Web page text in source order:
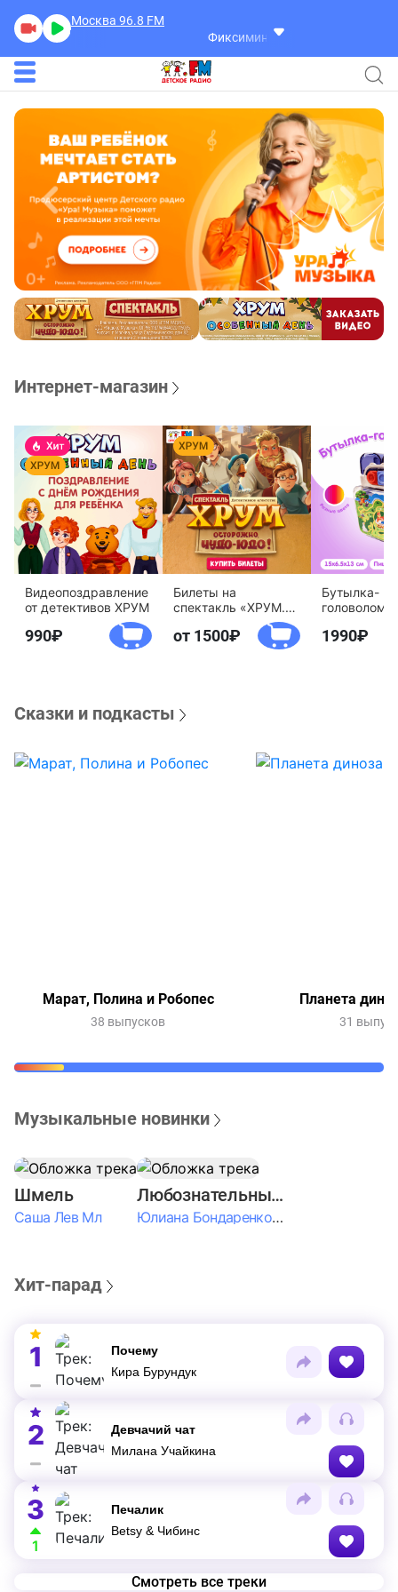
Москва 96.8 FM
Фиксиминутка
Фиксиминутка
Интернет-магазин
Видеопоздравление
от детективов ХРУМ
990
Билеты на
спектакль «ХРУМ.
Осторожно, Чудо-
Юдо!»
от 1500
Бутылка-
агентство
1990
Сказки и подкасты
Марат, Полина и Робопес
38 выпусков
Планета
31
Музыкальные новинки
Шмель
Саша Лев Мл
Любознательные Дети
Юлиана Бондаренко & Амелия Колпакова & Егор Егоров & Валерия Шевченко & Ксюша Косичкина
Хит-парад
1
Почему
Кира Бурундук
2
Девчачий чат
Милана Учайкина
3
1
Печалик
Betsy & Чибинс
Смотреть все треки